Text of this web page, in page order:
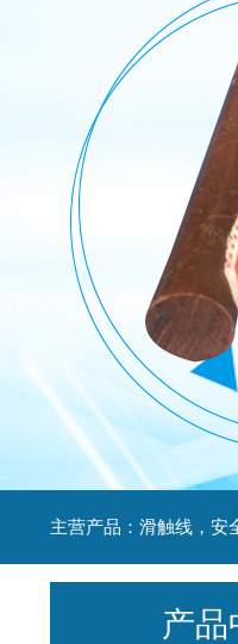
产品